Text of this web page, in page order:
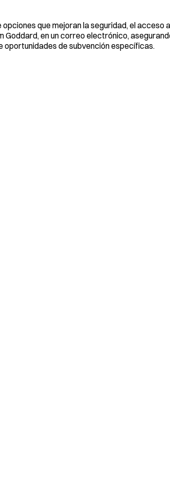
que mejoran la seguridad, el acceso
Goddard, en un correo electrónico,
de subvención específicas.